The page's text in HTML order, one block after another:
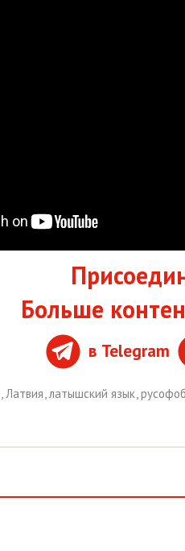
Больше
в Telegram
Латвия латышский язык